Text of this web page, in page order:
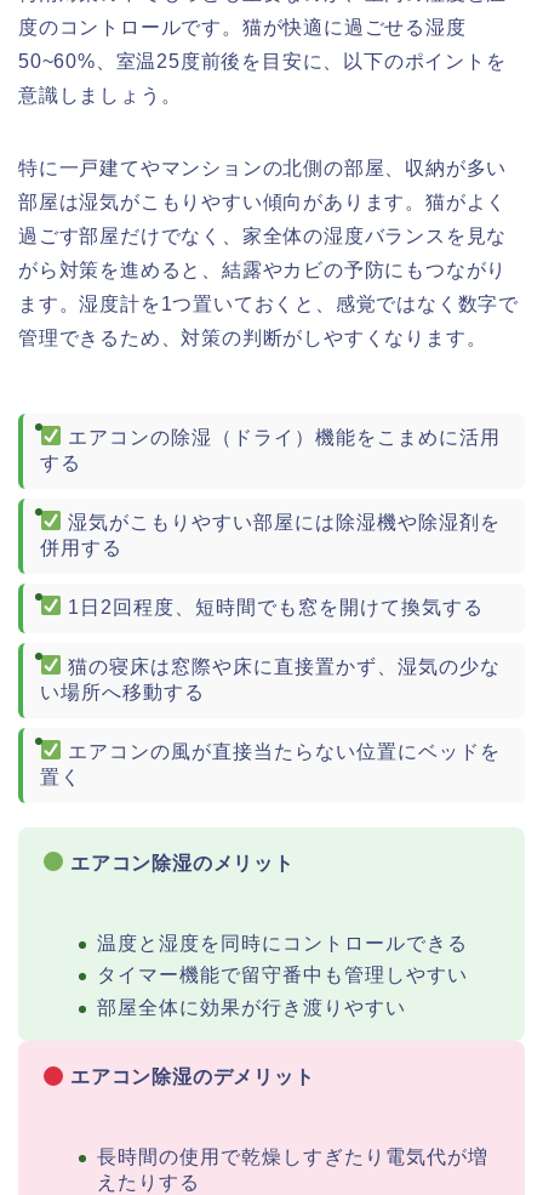
度のコントロールです。猫が快適に過ごせる湿度
50~60%、室温25度前後を目安に、以下のポイントを
意識しましょう。
特に一戸建てやマンションの北側の部屋、収納が多い
部屋は湿気がこもりやすい傾向があります。猫がよく
過ごす部屋だけでなく、家全体の湿度バランスを見な
がら対策を進めると、結露やカビの予防にもつながり
ます。湿度計を1つ置いておくと、感覚ではなく数字で
管理できるため、対策の判断がしやすくなります。
エアコンの除湿（ドライ）機能をこまめに活用
する
湿気がこもりやすい部屋には除湿機や除湿剤を
併用する
1日2回程度、短時間でも窓を開けて換気する
猫の寝床は窓際や床に直接置かず、湿気の少な
い場所へ移動する
エアコンの風が直接当たらない位置にベッドを
置く
エアコン除湿のメリット
温度と湿度を同時にコントロールできる
タイマー機能で留守番中も管理しやすい
部屋全体に効果が行き渡りやすい
エアコン除湿のデメリット
長時間の使用で乾燥しすぎたり電気代が増
えたりする